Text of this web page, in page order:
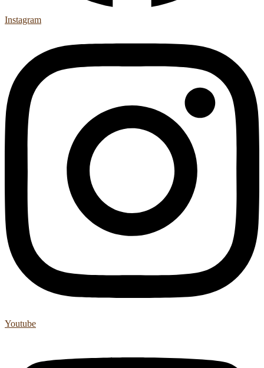
Instagram
Youtube